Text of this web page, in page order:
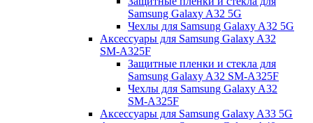
Samsung Galaxy A32 5G
Чехлы для Samsung Galaxy A32 5G
Аксессуары для Samsung Galaxy A32
SM-A325F
Защитные пленки и стекла для
Samsung Galaxy A32 SM-A325F
Чехлы для Samsung Galaxy A32
SM-A325F
Аксессуары для Samsung Galaxy A33 5G